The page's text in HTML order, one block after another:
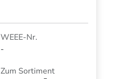
WEEE-Nr.
-
Zum Sortiment